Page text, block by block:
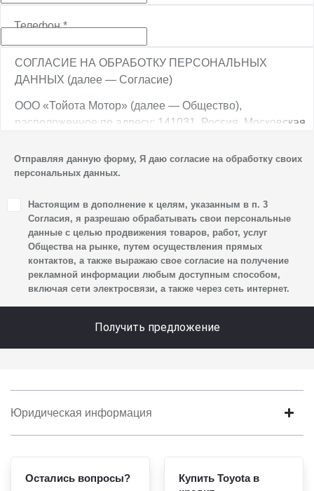
Телефон*
СОГЛАСИЕ НА ОБРАБОТКУ ПЕРСОНАЛЬНЫХ
ДАННЫХ (далее — Согласие)
ООО «Тойота Мотор» (далее — Общество),
расположенное по адресу: 141031, Россия, Московская
ТПЗ «Алтуфьево», вл. 5, стр. 1, является оператором
персональных данных.
1. Настоящим я даю согласие Обществу на обработку
своих персональных данных, а именно: имени, отчества,
фамилии, контактных данных (включая номер телефона
и адрес электронной почты), адреса, сведений
о впечатлениях, интересах, предпочтениях
к автомобилю(-ям) и товарам/услугам, IP-адреса,
сайта, уникального идентификатора посетителя сайта,
предпочтительного времени и способа для контакта,
2. Под обработкой персональных данных понимаются
следующие действия: сбор, запись, систематизация,
уничтожение персональных данных. Общество
Отправляя данную форму, Я даю согласие на обработку своих
персональных данных.
Настоящим в дополнение к целям, указанным в п. 3
Согласия, я разрешаю обрабатывать свои персональные
данные с целью продвижения товаров, работ, услуг
Общества на рынке, путем осуществления прямых
контактов, а также выражаю свое согласие на получение
рекламной информации любым доступным способом,
включая сети электросвязи, а также через сеть интернет.
Получить предложение
Юридическая информация
Остались вопросы?
Купить Toyota в